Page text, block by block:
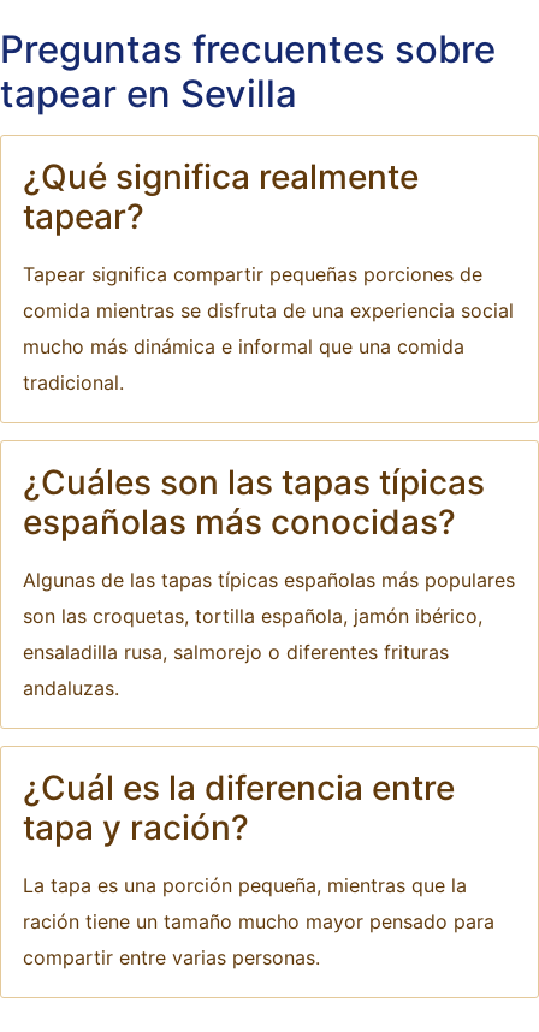
Preguntas frecuentes sobre
tapear en Sevilla
¿Qué significa realmente
tapear?
Tapear significa compartir pequeñas porciones de
comida mientras se disfruta de una experiencia social
mucho más dinámica e informal que una comida
tradicional.
¿Cuáles son las tapas típicas
españolas más conocidas?
Algunas de las tapas típicas españolas más populares
son las croquetas, tortilla española, jamón ibérico,
ensaladilla rusa, salmorejo o diferentes frituras
andaluzas.
¿Cuál es la diferencia entre
tapa y ración?
La tapa es una porción pequeña, mientras que la
ración tiene un tamaño mucho mayor pensado para
compartir entre varias personas.